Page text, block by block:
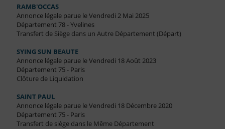
RAMB'OCCAS
Annonce légale parue le Vendredi 2 Mai 2025
Département 78 - Yvelines
Transfert de Siège dans un Autre Département (Départ)
SYING SUN BEAUTE
Annonce légale parue le Vendredi 18 Août 2023
Département 75 - Paris
Clôture de Liquidation
SAINT PAUL
Annonce légale parue le Vendredi 18 Décembre 2020
Département 75 - Paris
Transfert de siège dans le Même Département